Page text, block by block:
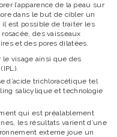
l’apparence de la peau sur
dans le but de cibler un
il est possible de traiter les
des vaisseaux
et des pores dilatées.
le visage ainsi que des
d’acide trichloracétique tel
salicylique et technologie
qui est préalablement
les résultats varient d’une
externe joue un